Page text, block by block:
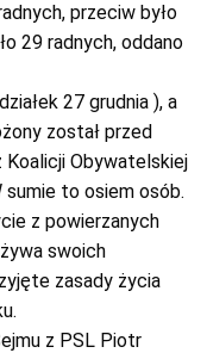
przeciw było
29 radnych, oddano
27 grudnia ), a
został przed
Koalicji Obywatelskiej
to osiem osób.
z powierzanych
swoich
zasady życia
z PSL Piotr